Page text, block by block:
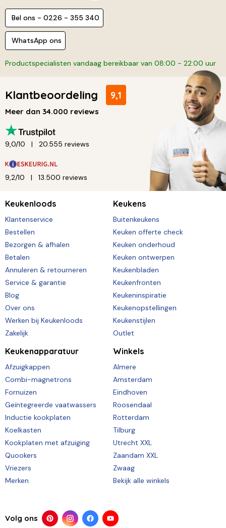
Bel ons - 0226 - 355 340
WhatsApp ons
Productspecialisten vandaag bereikbaar van 08:00 - 22:00 uur
Klantbeoordeling 9,1
Meer dan 34.000 reviews
9,0/10 20.555 reviews
9,2/10 13.500 reviews
Keukenloods
Klantenservice
Bestellen
Bezorgen & afhalen
Betalen
Annuleren & retourneren
Service & garantie
Blog
Over ons
Werken bij Keukenloods
Zakelijk
Keukens
Buitenkeukens
Keuken offerte check
Keuken onderhoud
Keuken ontwerpen
Keukenbladen
Keukenfronten
Keukeninspiratie
Keukenopstellingen
Keukenstijlen
Outlet
Keukenapparatuur
Afzuigkappen
Combi-magnetrons
Fornuizen
Geïntegreerde vaatwassers
Inductie kookplaten
Koelkasten
Kookplaten met afzuiging
Quookers
Vriezers
Merken
Winkels
Almere
Amsterdam
Eindhoven
Roosendaal
Rotterdam
Tilburg
Utrecht XXL
Zaandam XXL
Zwaag
Bekijk alle winkels
Volg ons